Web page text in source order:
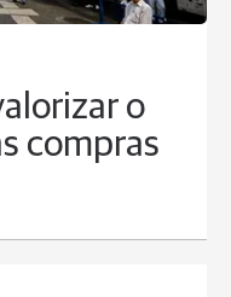
o
compras